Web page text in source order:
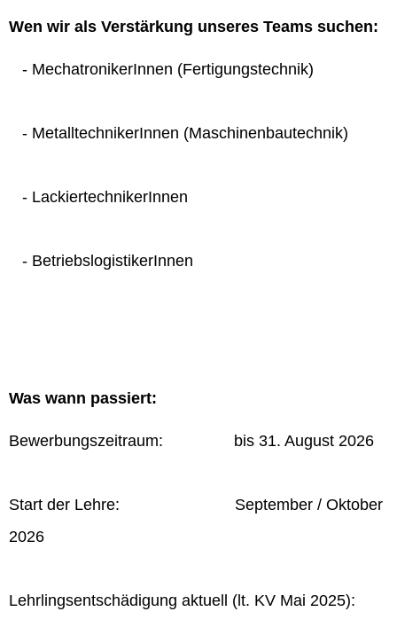
Wen wir als Verstärkung unseres Teams suchen:
- MechatronikerInnen (Fertigungstechnik)
- MetalltechnikerInnen (Maschinenbautechnik)
- LackiertechnikerInnen
- BetriebslogistikerInnen
Was wann passiert:
Bewerbungszeitraum: bis 31. August 2026
Start der Lehre: September / Oktober
2026
Lehrlingsentschädigung aktuell (lt. KV Mai 2025):